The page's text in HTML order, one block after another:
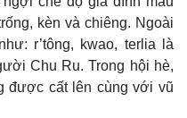
kèn và chiêng. Ngoài
r’tông, kwao, terlia là
Chu Ru. Trong hội hè,
được cất lên cùng với vũ